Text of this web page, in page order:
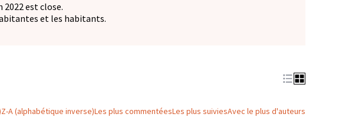
2022 est close.
et les habitants.
Z-A (alphabétique inverse)Les plus commentéesLes plus suiviesAvec le plus d'auteurs